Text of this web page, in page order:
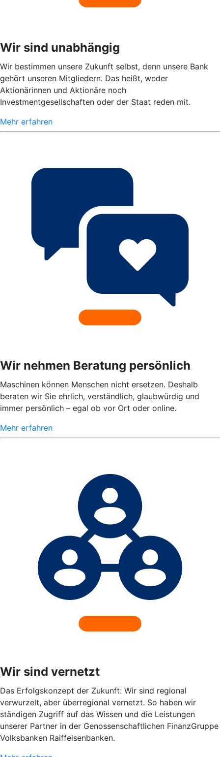
Wir sind unabhängig
Wir bestimmen unsere Zukunft selbst, denn unsere Bank
gehört unseren Mitgliedern. Das heißt, weder
Aktionärinnen und Aktionäre noch
Investmentgesellschaften oder der Staat reden mit.
Mehr erfahren
Wir nehmen Beratung persönlich
Maschinen können Menschen nicht ersetzen. Deshalb
beraten wir Sie ehrlich, verständlich, glaubwürdig und
immer persönlich – egal ob vor Ort oder online.
Mehr erfahren
Wir sind vernetzt
Das Erfolgskonzept der Zukunft: Wir sind regional
verwurzelt, aber überregional vernetzt. So haben wir
ständigen Zugriff auf das Wissen und die Leistungen
unserer Partner in der Genossenschaftlichen FinanzGruppe
Volksbanken Raiffeisenbanken.